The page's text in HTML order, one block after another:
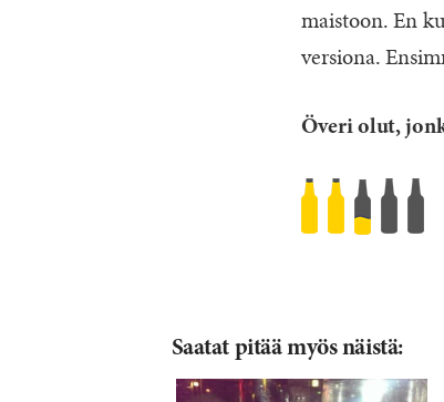
maistoon. En
versiona.
Överi olut,
BrewDog
Tokyo*
based
on
Saatat pitää myös näistä: